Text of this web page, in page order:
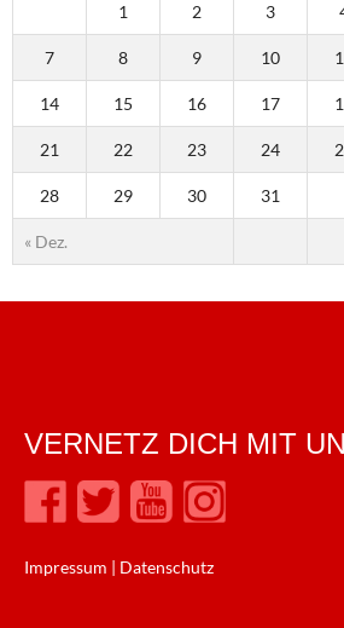
« Dez.
1 2 3
7 8 9 10
14 15 16 17
21 22 23 24
28 29 30 31
VERNETZ DICH MIT
Impressum | Datenschutz